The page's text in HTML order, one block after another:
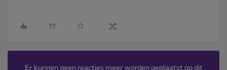
Er kunnen geen reacties meer worden geplaatst op dit